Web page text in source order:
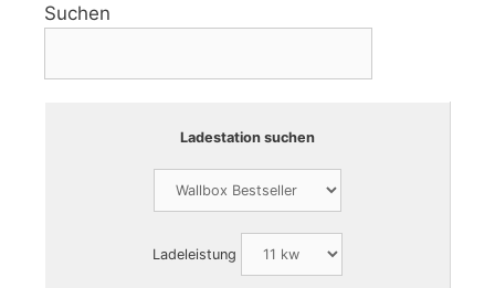
Suchen
Ladestation suchen
Ladeleistung